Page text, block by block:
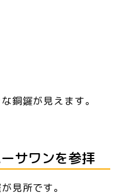
銅鑼が見えます。
サワンを参拝
見所です。